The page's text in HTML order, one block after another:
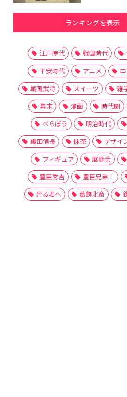
ランキングを表示
江戸時代 戦国時代
平安時代
アニメ
戦国武将
スイーツ 雑
幕末
漫画 時代劇
べらぼう
明治時代
織田信長
抹茶 デザイ
フィギュア
展覧会
豊臣秀吉
豊臣兄弟！
光る君へ
葛飾北斎